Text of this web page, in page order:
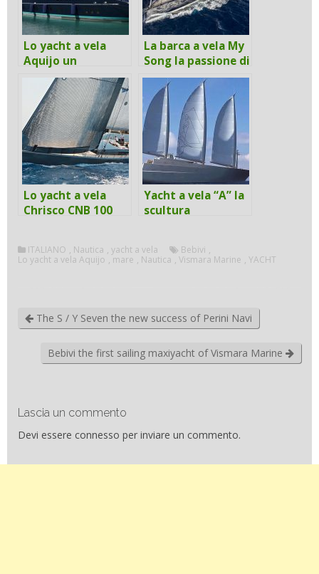
Lo yacht a vela
Aquijo un
eccezionale lavoro
di squadra.
La barca a vela My
Song la passione di
un armatore
Lo yacht a vela
Chrisco CNB 100
Yacht a vela “A” la
scultura
ITALIANO , Nautica , yacht a vela Bebivi ,
Lo yacht a vela Aquijo , mare , Nautica , Vismara Marine , YACHT
The S / Y Seven the new success of Perini Navi
Bebivi the first sailing maxiyacht of Vismara Marine
Lascia un commento
Devi essere connesso per inviare un commento.